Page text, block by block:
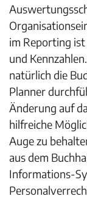
im Reporting
und
natürlich die
Planner
Änderung auf
hilfreiche
Auge zu
aus dem
Informations-